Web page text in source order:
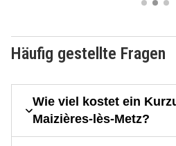
Häufig gestellte Fragen
Wie viel kostet ein
Maizières-lès-Metz?